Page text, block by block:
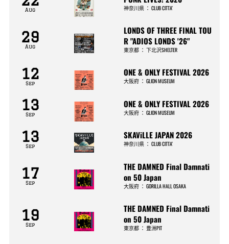
Aug 神奈川県 ：CLUB CITTA’
29
Aug
LONDS OF THREE FINAL TOU
R "ADIOS LONDS '26"
東京都 ：下北沢SHELTER
12
Sep
ONE & ONLY FESTIVAL 2026
大阪府 ：GLION MUSEUM
13
Sep
ONE & ONLY FESTIVAL 2026
大阪府 ：GLION MUSEUM
13
Sep
SKAViLLE JAPAN 2026
神奈川県 ：CLUB CITTA’
17
Sep
THE DAMNED Final Damnati
on 50 Japan
大阪府 ：GORILLA HALL OSAKA
19
Sep
THE DAMNED Final Damnati
on 50 Japan
東京都 ：豊洲PIT